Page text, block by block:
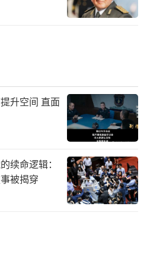
升空间 直面
续命逻辑：
被揭穿